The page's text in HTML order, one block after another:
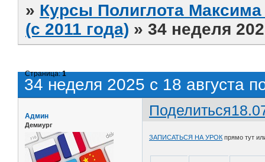
» Курсы Полиглота
(с 2011 года) »34 неделя
34 неделя 2025 с 18 августа
Страница:1
Поделиться
Админ
Демиург
ЗАПИСАТЬСЯ НА УРОК прямо тут